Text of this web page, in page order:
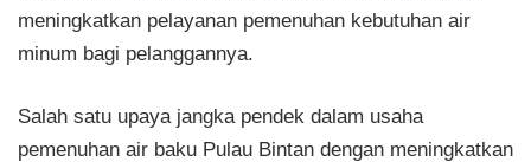
meningkatkan pelayanan pemenuhan kebutuhan air
minum bagi pelanggannya.
Salah satu upaya jangka pendek dalam usaha
pemenuhan air baku Pulau Bintan dengan meningkatkan